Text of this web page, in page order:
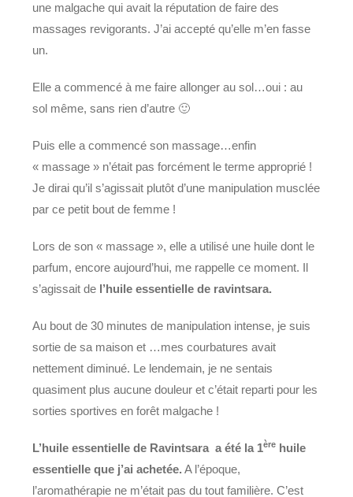
une malgache qui avait la réputation de faire des
massages revigorants. J’ai accepté qu’elle m’en fasse
un.
Elle a commencé à me faire allonger au sol…oui : au
sol même, sans rien d’autre 🙂
Puis elle a commencé son massage…enfin
« massage » n’était pas forcément le terme approprié !
Je dirai qu’il s’agissait plutôt d’une manipulation musclée
par ce petit bout de femme !
Lors de son « massage », elle a utilisé une huile dont le
parfum, encore aujourd’hui, me rappelle ce moment. Il
s’agissait de l’huile essentielle de ravintsara.
Au bout de 30 minutes de manipulation intense, je suis
sortie de sa maison et …mes courbatures avait
nettement diminué. Le lendemain, je ne sentais
quasiment plus aucune douleur et c’était reparti pour les
sorties sportives en forêt malgache !
L’huile essentielle de Ravintsara a été la 1ère huile
essentielle que j’ai achetée. A l’époque,
l’aromathérapie ne m’était pas du tout familière. C’est